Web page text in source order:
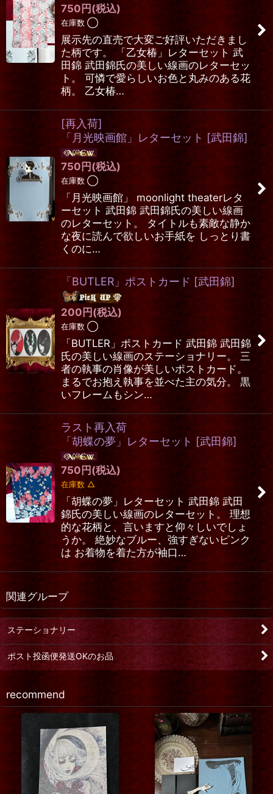
750 円 (税込)
在庫数 ◯
展示先の直売で大変ご好評いただきまし
た柄です。 「乙女椿」レターセット 武
田錦 武田錦氏の美しい線画のレターセッ
ト。 可憐で愛らしいお色と丸みのある花
柄。 乙女椿…
[再入荷]
「月光映画館」レターセット [武田錦]
750円(税込)
在庫数 ◯
「月光映画館」 moonlight theaterレタ
ーセット 武田錦 武田錦氏の美しい線画
のレターセット。 タイトルも素敵な静か
な夜に読んで欲しいお手紙を しっとり書
くのに…
「BUTLER」ポストカード [武田錦]
200円(税込)
在庫数 ◯
「BUTLER」ポストカード 武田錦 武田錦
氏の美しい線画のステーショナリー。 三
者の執事の肖像が美しいポストカード。
まるでお抱え執事を並べた主の気分。 黒
いフレームもシン…
ラスト再入荷
「胡蝶の夢」レターセット [武田錦]
750円(税込)
在庫数 △
「胡蝶の夢」レターセット 武田錦 武田
錦氏の美しい線画のレターセット。 理想
的な花柄と、言いますと仰々しいでしょ
うか。 絶妙なブルー、強すぎないピンク
は お着物を着た方が袖口…
関連グループ
ステーショナリー
ポスト投函便発送OKのお品
recommend